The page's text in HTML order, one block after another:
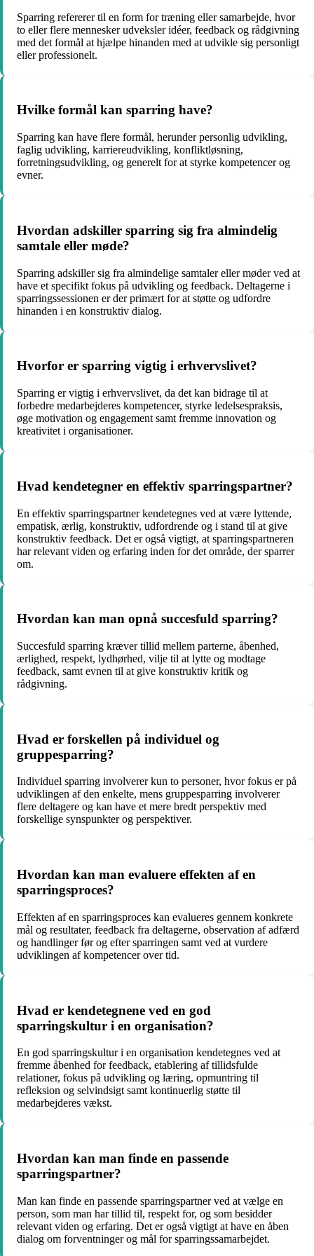
Sparring refererer til en form for træning eller samarbejde, hvor
to eller flere mennesker udveksler idéer, feedback og rådgivning
med det formål at hjælpe hinanden med at udvikle sig personligt
eller professionelt.
Hvilke formål kan sparring have?
Sparring kan have flere formål, herunder personlig udvikling,
faglig udvikling, karriereudvikling, konfliktløsning,
forretningsudvikling, og generelt for at styrke kompetencer og
evner.
Hvordan adskiller sparring sig fra almindelig
samtale eller møde?
Sparring adskiller sig fra almindelige samtaler eller møder ved at
have et specifikt fokus på udvikling og feedback. Deltagerne i
sparringssessionen er der primært for at støtte og udfordre
hinanden i en konstruktiv dialog.
Hvorfor er sparring vigtig i erhvervslivet?
Sparring er vigtig i erhvervslivet, da det kan bidrage til at
forbedre medarbejderes kompetencer, styrke ledelsespraksis,
øge motivation og engagement samt fremme innovation og
kreativitet i organisationer.
Hvad kendetegner en effektiv sparringspartner?
En effektiv sparringspartner kendetegnes ved at være lyttende,
empatisk, ærlig, konstruktiv, udfordrende og i stand til at give
konstruktiv feedback. Det er også vigtigt, at sparringspartneren
har relevant viden og erfaring inden for det område, der sparrer
om.
Hvordan kan man opnå succesfuld sparring?
Succesfuld sparring kræver tillid mellem parterne, åbenhed,
ærlighed, respekt, lydhørhed, vilje til at lytte og modtage
feedback, samt evnen til at give konstruktiv kritik og
rådgivning.
Hvad er forskellen på individuel og
gruppesparring?
Individuel sparring involverer kun to personer, hvor fokus er på
udviklingen af den enkelte, mens gruppesparring involverer
flere deltagere og kan have et mere bredt perspektiv med
forskellige synspunkter og perspektiver.
Hvordan kan man evaluere effekten af en
sparringsproces?
Effekten af en sparringsproces kan evalueres gennem konkrete
mål og resultater, feedback fra deltagerne, observation af adfærd
og handlinger før og efter sparringen samt ved at vurdere
udviklingen af kompetencer over tid.
Hvad er kendetegnene ved en god
sparringskultur i en organisation?
En god sparringskultur i en organisation kendetegnes ved at
fremme åbenhed for feedback, etablering af tillidsfulde
relationer, fokus på udvikling og læring, opmuntring til
refleksion og selvindsigt samt kontinuerlig støtte til
medarbejderes vækst.
Hvordan kan man finde en passende
sparringspartner?
Man kan finde en passende sparringspartner ved at vælge en
person, som man har tillid til, respekt for, og som besidder
relevant viden og erfaring. Det er også vigtigt at have en åben
dialog om forventninger og mål for sparringssamarbejdet.